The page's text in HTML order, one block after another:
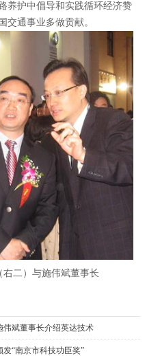
养护中倡导和实践循环经济赞
交通事业多做贡献。
二）与施伟斌董事长
伟斌董事长介绍英达技术
“南京市科技功臣奖”